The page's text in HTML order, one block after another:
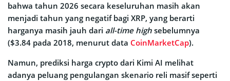
bahwa tahun 2026 secara keseluruhan masih akan
menjadi tahun yang negatif bagi XRP, yang berarti
harganya masih jauh dari all-time high sebelumnya
($3.84 pada 2018, menurut data CoinMarketCap).
Namun, prediksi harga crypto dari Kimi AI melihat
adanya peluang pengulangan skenario reli masif seperti